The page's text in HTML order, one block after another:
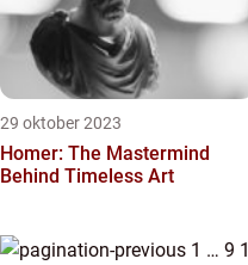
29 oktober 2023
Homer: The Mastermind
Behind Timeless Art
1 … 9